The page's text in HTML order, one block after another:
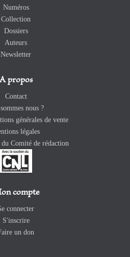
Numéros
Collection
Dossiers
Auteurs
Newsletter
propos
Contact
nous ?
générales de vente
légales
Comité de rédaction
compte
connecter
S'inscrire
un don